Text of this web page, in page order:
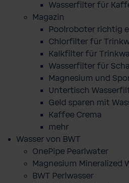
Wasserfilter für
Magazin
Poolroboter richtig
Chlorfilter für
Kalkfilter für
Wasserfilter für
Magnesium und
Untertisch
Geld sparen mit
Kaffee Crema
mehr
Wasser von BWT
OnePipe Pearlwater
Magnesium Mineralized
BWT Perlwasser